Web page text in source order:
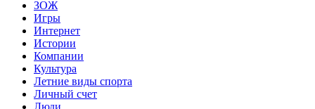
ЗОЖ
Игры
Интернет
Истории
Компании
Культура
Летние виды спорта
Личный счет
Люди